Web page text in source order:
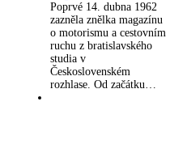
Poprvé 14. dubna 1962
zazněla znělka magazínu
o motorismu a cestovním
ruchu z bratislavského
studia v
Československém
rozhlase. Od začátku…